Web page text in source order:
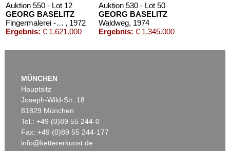
Auktion 550 - Lot 12
GEORG BASELITZ
Fingermalerei - Birke , 1972
Ergebnis: € 1.621.000
Auktion 530 - Lot 50
GEORG BASELITZ
Waldweg, 1974
Ergebnis: € 1.345.000
Auktion 535 - Lot 50
MÜNCHEN
Hauptsitz
Joseph-Wild-Str. 18
81829 München
Tel.: +49 (0)89 55 244-0
Fax: +49 (0)89 55 244-177
info@kettererkunst.de